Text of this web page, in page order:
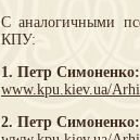
С аналогичными
КПУ:
1. Петр
www.kpu.kiev.ua/
2. Петр